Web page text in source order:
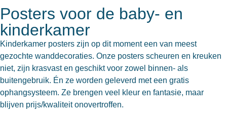
Posters voor de baby- en
kinderkamer
Kinderkamer posters zijn op dit moment een van meest
gezochte wanddecoraties. Onze posters scheuren en kreuken
niet, zijn krasvast en geschikt voor zowel binnen- als
buitengebruik. Én ze worden geleverd met een gratis
ophangsysteem. Ze brengen veel kleur en fantasie, maar
blijven prijs/kwaliteit onovertroffen.